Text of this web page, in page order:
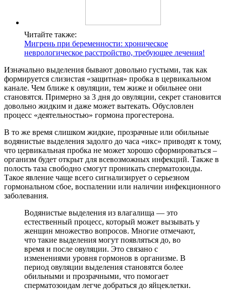
Читайте также:
Мигрень при беременности: хроническое
неврологическое расстройство, требующее лечения!
Изначально выделения бывают довольно густыми, так как
формируется слизистая «защитная» пробка в цервикальном
канале. Чем ближе к овуляции, тем жиже и обильнее они
становятся. Примерно за 3 дня до овуляции, секрет становится
довольно жидким и даже может вытекать. Обусловлен
процесс «деятельностью» гормона прогестерона.
В то же время слишком жидкие, прозрачные или обильные
водянистые выделения задолго до часа «икс» приводят к тому,
что цервикальная пробка не может хорошо сформироваться –
организм будет открыт для всевозможных инфекций. Также в
полость таза свободно смогут проникать сперматозоиды.
Такое явление чаще всего сигнализирует о серьезном
гормональном сбое, воспалении или наличии инфекционного
заболевания.
Водянистые выделения из влагалища — это
естественный процесс, который может вызывать у
женщин множество вопросов. Многие отмечают,
что такие выделения могут появляться до, во
время и после овуляции. Это связано с
изменениями уровня гормонов в организме. В
период овуляции выделения становятся более
обильными и прозрачными, что помогает
сперматозоидам легче добраться до яйцеклетки.